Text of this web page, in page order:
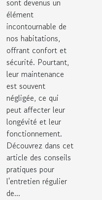
roulants
sont devenus un
élément
incontournable de
nos habitations,
offrant confort et
sécurité. Pourtant,
leur maintenance
est souvent
négligée, ce qui
peut affecter leur
longévité et leur
fonctionnement.
Découvrez dans cet
article des conseils
pratiques pour
l'entretien régulier
de...